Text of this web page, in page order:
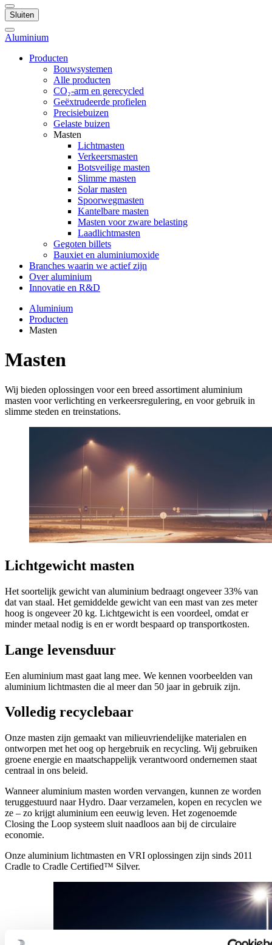
Sluiten
Aluminium
Producten
Bouwsystemen
Alle producten
CO₂-arm en gerecycled
Geëxtrudeerde profielen
Precisiebuizen
Gelaste buizen
Masten
Lichtmasten
Verkeersmasten
Botsveilige masten
Slimme masten
Solar masten
Spoorwegmasten
Kantelbare masten
Masten voor zware belasting
Laadlichtmasten
Gegoten billets
Bauxiet en aluminiumoxide
Branches waarin we actief zijn
Over aluminium
Innovatie en R&D
Aluminium
Producten
Masten
Masten
Wij bieden oplossingen voor een breed assortiment aluminium
masten voor verlichting en verkeersregulering, en voor gebruik in
slimme steden en treinstations.
Lichtgewicht masten
Het soortelijk gewicht van aluminium bedraagt ongeveer 33% van
dat van staal. Het gemiddelde gewicht van een mast van zes meter
hoog is ongeveer 20 kg. Lichtgewicht is een voordeel, omdat er
minder metaal nodig is en er wordt bespaard op transportkosten.
Lange levensduur
Een aluminium mast gaat lang mee. We kennen voorbeelden van
aluminium lichtmasten die al meer dan 50 jaar in gebruik zijn.
Volledig recyclebaar
Onze masten zijn gemaakt van milieuvriendelijke materialen en
ontworpen met het oog op hergebruik en recycling. Wij gebruiken
groene energie en maatschappelijk verantwoord ondernemen staat
centraal in ons beleid.
Wanneer aluminium masten worden vervangen, kunnen ze worden
teruggestuurd naar Hydro. Daar verzamelen, kopen en recyclen we
ze – zo krijgt aluminium een eeuwig leven. Het zogenoemde
Closing the Loop systeem sluit naadloos aan bij de circulaire
economie.
Onze aluminium lichtmasten en VRI oplossingen zijn sinds 2011
Cradle to Cradle Certified™ Silver.